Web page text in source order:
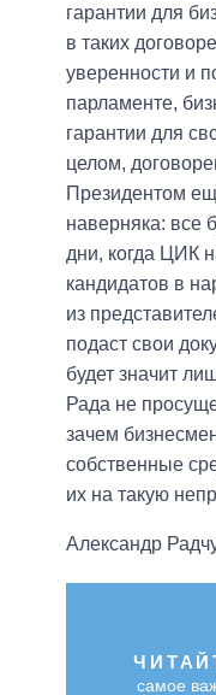
гарантии для
в таких
уверенности и
парламенте,
гарантии для
целом,
Президентом
наверняка: все
дни, когда ЦИК
кандидатов в
из
подаст свои
будет значит
Рада не
зачем
собственные
их на такую
Александр
самое